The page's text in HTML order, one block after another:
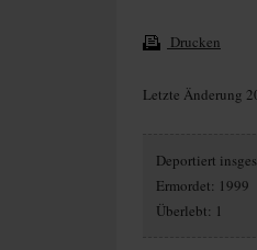
Drucken
Letzte Änderung
Deportiert
Ermordet: 1999
Überlebt: 1